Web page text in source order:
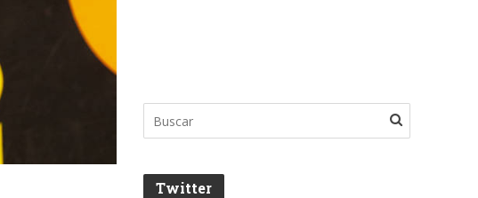
Twitter